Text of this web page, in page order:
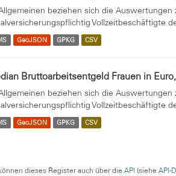
beziehen sich die
Vollzeitbeschäftigte
GeoJSON GPKG CSV
Bruttoarbeitsentgeld Frauen in
beziehen sich die
Vollzeitbeschäftigte
GeoJSON GPKG CSV
dieses Register auch über die API (siehe API-